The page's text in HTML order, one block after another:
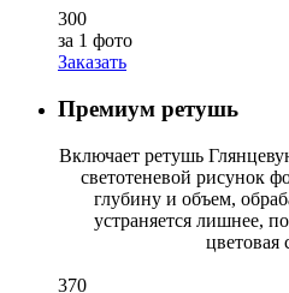
300
за 1 фото
Заказать
Премиум ретушь
Включает ретушь
светотеневой рисунок
глубину и объем,
устраняется лишнее,
цветовая
370